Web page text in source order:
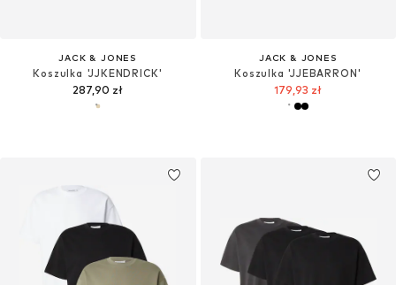
JACK & JONES
Koszulka 'JJKENDRICK'
287,90 zł
JACK & JONES
Koszulka 'JJEBARRON'
179,93 zł